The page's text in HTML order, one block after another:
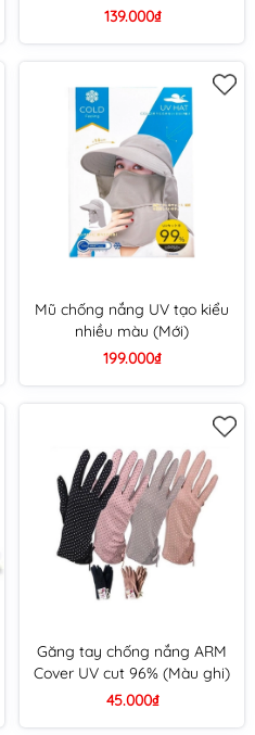
pastel)
139.000₫
Mũ chống nắng UV tạo kiểu
nhiều màu (Mới)
199.000₫
Găng tay chống nắng ARM
Cover UV cut 96% (Màu ghi)
45.000₫